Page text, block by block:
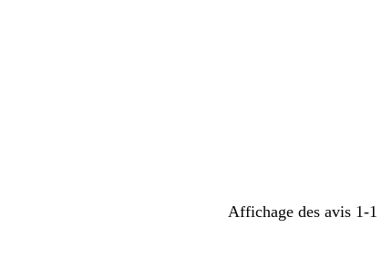
Affichage des avis 1-1